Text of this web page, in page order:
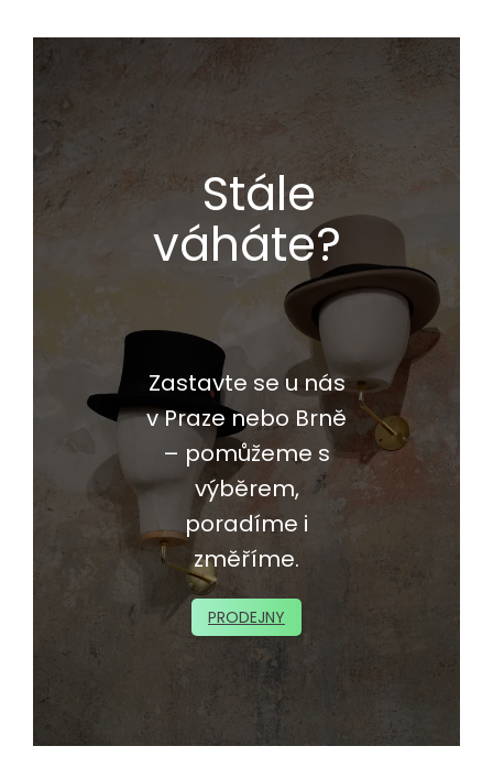
Stále
váháte?
Zastavte se u nás
v Praze nebo Brně
– pomůžeme s
výběrem,
poradíme i
změříme.
PRODEJNY